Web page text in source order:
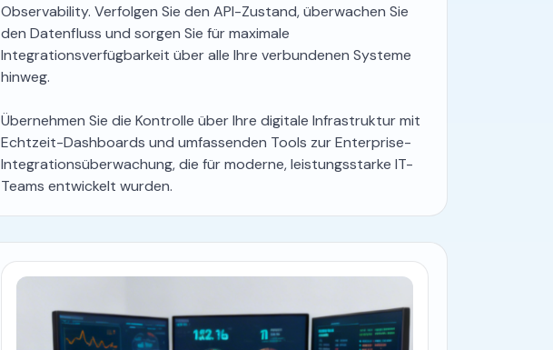
Observability. Verfolgen Sie den API-Zustand, überwachen Sie
den Datenfluss und sorgen Sie für maximale
Integrationsverfügbarkeit über alle Ihre verbundenen Systeme
hinweg.
Übernehmen Sie die Kontrolle über Ihre digitale Infrastruktur mit
Echtzeit-Dashboards und umfassenden Tools zur Enterprise-
Integrationsüberwachung, die für moderne, leistungsstarke IT-
Teams entwickelt wurden.